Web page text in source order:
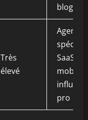
Très
élevé
Agence
SaaS,
mobile,
pro